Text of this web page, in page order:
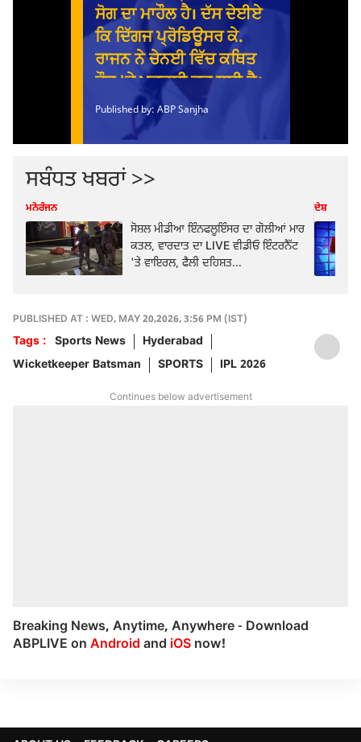
ਸਬੰਧਤ ਖਬਰਾਂ >>
ਮਨੋਰੰਜਨ
ਸੋਸ਼ਲ ਮੀਡੀਆ ਇੰਨਫਲੂਇੰਸਰ ਦਾ ਗੋਲੀਆਂ ਮਾਰ
ਕਤਲ, ਵਾਰਦਾਤ ਦਾ LIVE ਵੀਡੀਓ ਇੰਟਰਨੈੱਟ
'ਤੇ ਵਾਇਰਲ, ਫੈਲੀ ਦਹਿਸ਼ਤ...
ਦੇਸ਼
PUBLISHED AT : WED, MAY 20,2026, 3:56 PM (IST)
Tags : Sports News
Hyderabad
Wicketkeeper Batsman
SPORTS IPL 2026
Continues below advertisement
Breaking News, Anytime, Anywhere - Download
ABPLIVE on Android and iOS now!